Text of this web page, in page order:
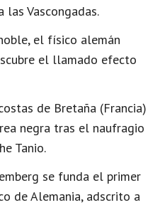
Vascongadas.
el físico alemán
el llamado efecto
de Bretaña (Francia)
negra tras el naufragio
Tanio.
se funda el primer
de Alemania, adscrito a